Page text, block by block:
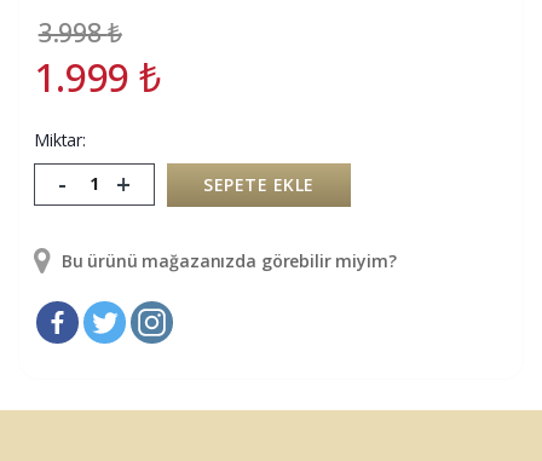
3.998₺
1.999₺
Miktar:
- + SEPETE EKLE
Bu ürünü mağazanızda görebilir miyim?